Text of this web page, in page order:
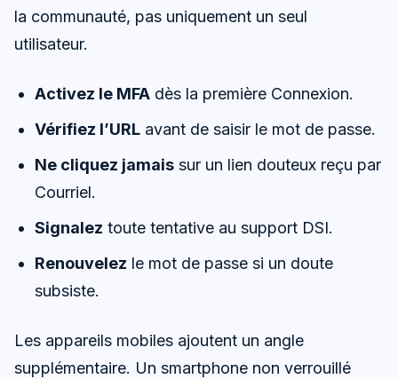
la communauté, pas uniquement un seul
utilisateur.
Activez le MFA dès la première Connexion.
Vérifiez l’URL avant de saisir le mot de passe.
Ne cliquez jamais sur un lien douteux reçu par
Courriel.
Signalez toute tentative au support DSI.
Renouvelez le mot de passe si un doute
subsiste.
Les appareils mobiles ajoutent un angle
supplémentaire. Un smartphone non verrouillé